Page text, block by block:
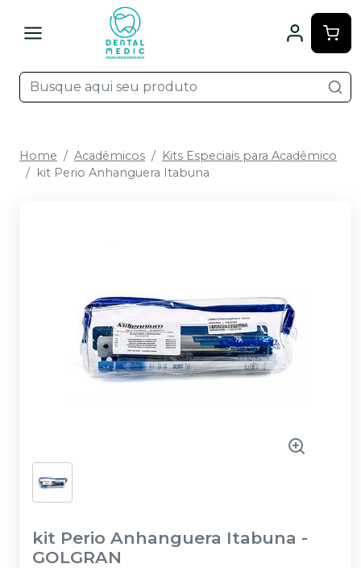
Home Acadêmicos
Kits Especiais para Acadêmico
kit Perio Anhanguera Itabuna
kit Perio Anhanguera Itabuna -
GOLGRAN